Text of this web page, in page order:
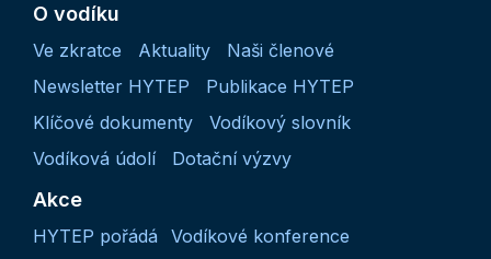
O vodíku
Ve zkratce Aktuality
Naši členové
Newsletter HYTEP
Publikace HYTEP
Klíčové dokumenty
Vodíkový slovník
Vodíková údolí
Dotační výzvy
Akce
HYTEP pořádá
Vodíkové konference